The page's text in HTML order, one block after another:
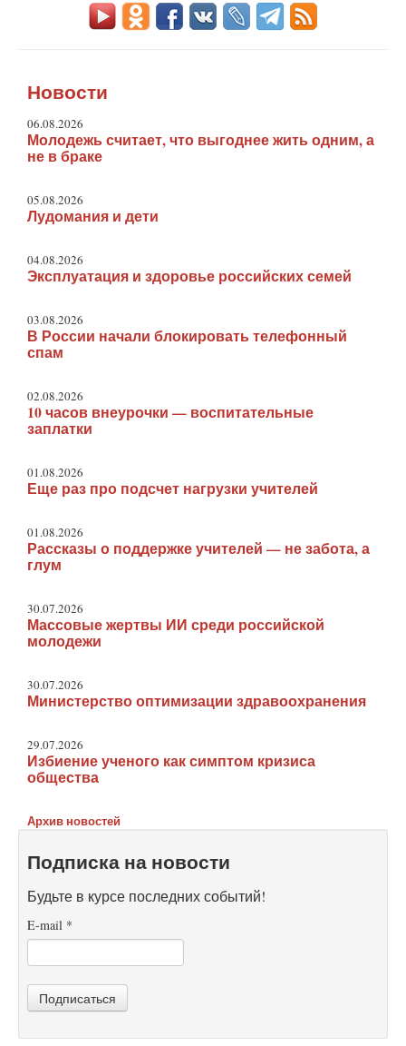
Новости
06.08.2026
Молодежь считает, что выгоднее жить одним, а
не в браке
05.08.2026
Лудомания и дети
04.08.2026
Эксплуатация и здоровье российских семей
03.08.2026
В России начали блокировать телефонный
спам
02.08.2026
10 часов внеурочки — воспитательные
заплатки
01.08.2026
Еще раз про подсчет нагрузки учителей
01.08.2026
Рассказы о поддержке учителей — не забота, а
глум
30.07.2026
Массовые жертвы ИИ среди российской
молодежи
30.07.2026
Министерство оптимизации здравоохранения
29.07.2026
Избиение ученого как симптом кризиса
общества
Архив новостей
Подписка на новости
Будьте в курсе последних событий!
E-mail *
Подписаться